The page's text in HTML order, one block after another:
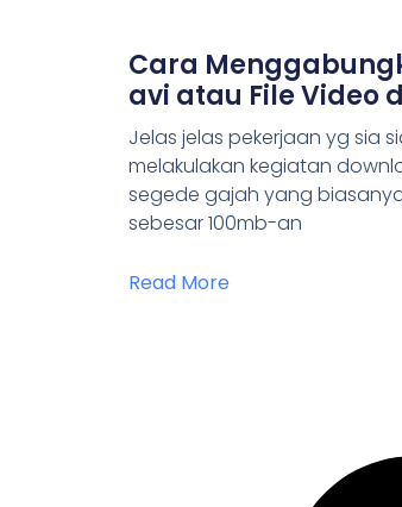
Cara
avi atau File Video
Jelas jelas pekerjaan yg sia
melakulakan kegiatan
segede gajah yang
sebesar 100mb-an
Read More